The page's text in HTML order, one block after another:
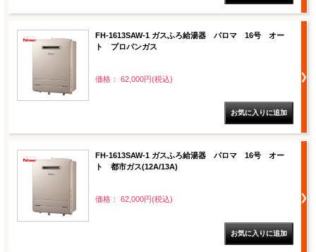
FH-1613SAW-1 ガスふろ給湯器 パロマ 16号 オー
ト プロパンガス
価格： 62,000円(税込)
FH-1613SAW-1 ガスふろ給湯器 パロマ 16号 オー
ト 都市ガス(12A/13A)
価格： 62,000円(税込)